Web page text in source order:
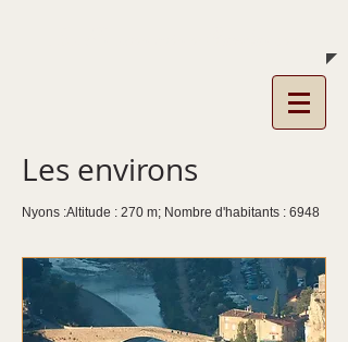
Les environs
Nyons :Altitude : 270 m; Nombre d'habitants : 6948